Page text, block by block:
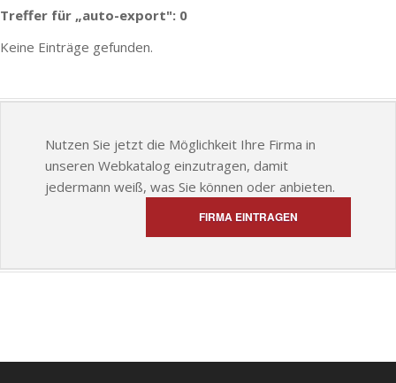
Treffer für „auto-export": 0
Keine Einträge gefunden.
Nutzen Sie jetzt die Möglichkeit Ihre Firma in
unseren Webkatalog einzutragen, damit
jedermann weiß, was Sie können oder anbieten.
FIRMA EINTRAGEN